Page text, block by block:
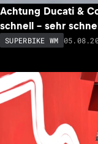
Achtung Ducati &
schnell – sehr schnell
SUPERBIKE WM